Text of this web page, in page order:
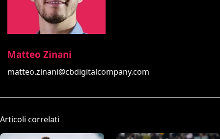
Matteo Zinani
matteo.zinani@cbdigitalcompany.com
Articoli correlati